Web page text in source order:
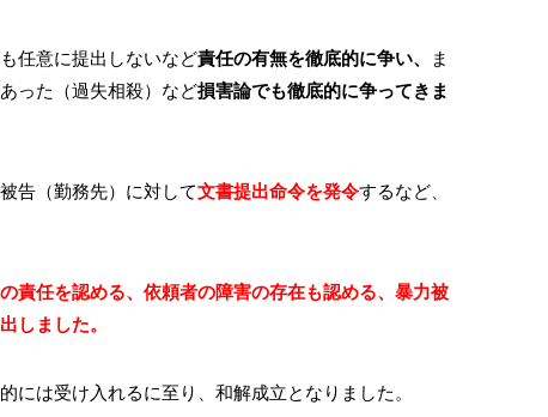
任意に提出しないなど責任の有無を徹底的に争い、
ま
った（過失相殺）など損害論でも徹底的に争ってきま
告（勤務先）に対して文書提出命令を発令するなど、
責任を認める、依頼者の障害の存在も認める、暴力被
しました。
は受け入れるに至り、和解成立となりました。